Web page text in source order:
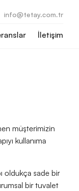
info@tetay.com.tr
İletişim
müşterimizin
kullanıma
oldukça sade bir
bir tuvalet